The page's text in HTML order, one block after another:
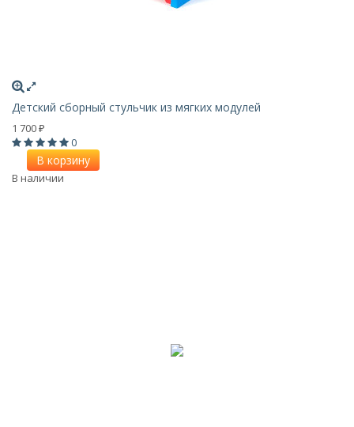
Детский сборный стульчик из мягких модулей
1 700 ₽
0
В корзину
В наличии